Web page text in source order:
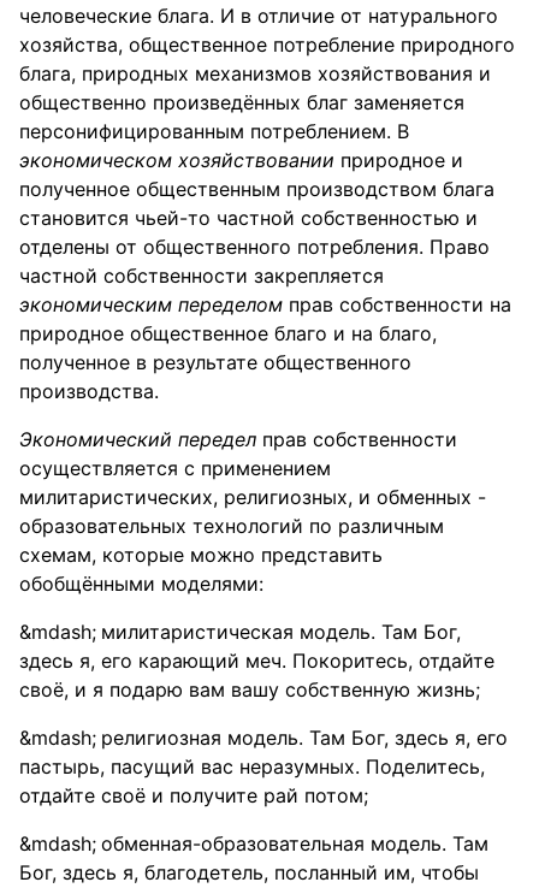
человеческие блага. И в отличие от натурального
хозяйства, общественное потребление природного
блага, природных механизмов хозяйствования и
общественно произведённых благ заменяется
персонифицированным потреблением. В
экономическом хозяйствовании природное и
полученное общественным производством блага
становится чьей-то частной собственностью и
отделены от общественного потребления. Право
частной собственности закрепляется
экономическим переделом прав собственности на
природное общественное благо и на благо,
полученное в результате общественного
производства.
Экономический передел прав собственности
осуществляется с применением
милитаристических, религиозных, и обменных -
образовательных технологий по различным
схемам, которые можно представить
обобщёнными моделями:
милитаристическая модель. Там Бог,
здесь я, его карающий меч. Покоритесь, отдайте
своё, и я подарю вам вашу собственную жизнь;
религиозная модель. Там Бог, здесь я, его
пастырь, пасущий вас неразумных. Поделитесь,
отдайте своё и получите рай потом;
обменная-образовательная модель. Там
Бог, здесь я, благодетель, посланный им, чтобы